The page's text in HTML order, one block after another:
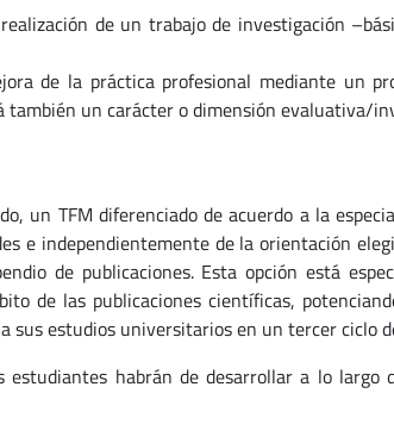
de un trabajo de investigación
de la práctica profesional mediante un
también un carácter o dimensión evaluativa/
un TFM diferenciado de acuerdo a la
e independientemente de la orientación
de publicaciones. Esta opción está
de las publicaciones científicas,
sus estudios universitarios en un tercer ciclo
habrán de desarrollar a lo largo